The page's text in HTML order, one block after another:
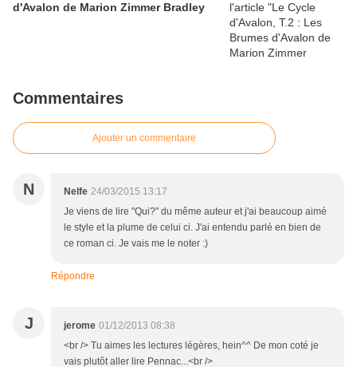
d'Avalon de Marion Zimmer Bradley
Commentaires
Ajouter un commentaire
N Nelfe 24/03/2015 13:17
Je viens de lire "Qui?" du même auteur et j'ai beaucoup aimé
le style et la plume de celui ci. J'ai entendu parlé en bien de
ce roman ci. Je vais me le noter :)
Répondre
J jerome 01/12/2013 08:38
<br /> Tu aimes les lectures légères, hein^^ De mon coté je
vais plutôt aller lire Pennac...<br />